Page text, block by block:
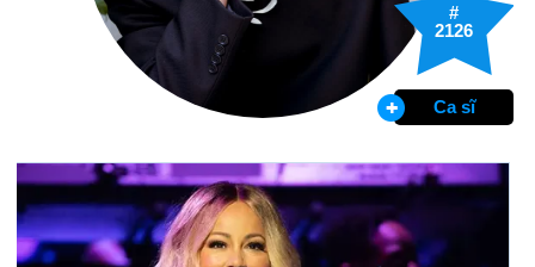
#
2126
Ca sĩ